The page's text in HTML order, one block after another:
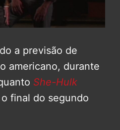
a previsão de
americano, durante
She-Hulk
final do segundo